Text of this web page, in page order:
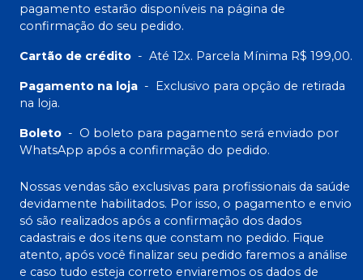
pagamento estarão disponíveis na página de
confirmação do seu pedido.
Cartão de crédito - Até 12x. Parcela Mínima R$ 199,00.
Pagamento na loja - Exclusivo para opção de retirada
na loja.
Boleto - O boleto para pagamento será enviado por
WhatsApp após a confirmação do pedido.
Nossas vendas são exclusivas para profissionais da saúde
devidamente habilitados. Por isso, o pagamento e envio
só são realizados após a confirmação dos dados
cadastrais e dos itens que constam no pedido. Fique
atento, após você finalizar seu pedido faremos a análise
e caso tudo esteja correto enviaremos os dados de